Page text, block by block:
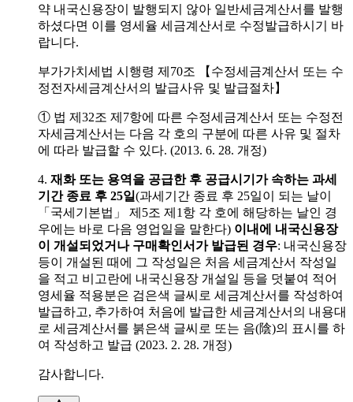
약 내국신용장이 발행되지 않아 일반세금계산서를 발행
하셨다면 이를 영세율 세금계산서로 수정발급하시기 바
랍니다.
부가가치세법 시행령 제70조 【수정세금계산서 또는 수
정전자세금계산서의 발급사유 및 발급절차】
① 법 제32조 제7항에 따른 수정세금계산서 또는 수정전
자세금계산서는 다음 각 호의 구분에 따른 사유 및 절차
에 따라 발급할 수 있다. (2013. 6. 28. 개정)
4. 재화 또는 용역을 공급한 후 공급시기가 속하는 과세
기간 종료 후 25일(과세기간 종료 후 25일이 되는 날이
「국세기본법」 제5조 제1항 각 호에 해당하는 날인 경
우에는 바로 다음 영업일을 말한다) 이내에 내국신용장
이 개설되었거나 구매확인서가 발급된 경우: 내국신용장
등이 개설된 때에 그 작성일은 처음 세금계산서 작성일
을 적고 비고란에 내국신용장 개설일 등을 덧붙여 적어
영세율 적용분은 검은색 글씨로 세금계산서를 작성하여
발급하고, 추가하여 처음에 발급한 세금계산서의 내용대
로 세금계산서를 붉은색 글씨로 또는 음(陰)의 표시를 하
여 작성하고 발급 (2023. 2. 28. 개정)
감사합니다.